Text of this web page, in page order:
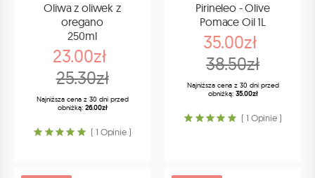
Oliwa z oliwek z
oregano
250ml
23.00zł
25.30zł
Najniższa cena z 30 dni przed
obniżką: 26.00zł
( 1 Opinie )
Pirineleo - Olive
Pomace Oil 1L
35.00zł
38.50zł
Najniższa cena z 30 dni przed
obniżką: 35.00zł
( 1 Opinie )